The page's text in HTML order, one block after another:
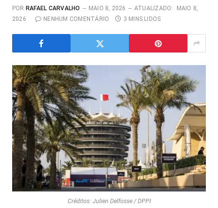
POR RAFAEL CARVALHO MAIO 8, 2026 ATUALIZADO:
MAIO 8,
2026
NENHUM COMENTÁRIO 3 MINS LIDOS
Créditos: Julien Delfosse / DPPI